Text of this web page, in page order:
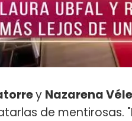
y Nazarena
de mentirosas. "